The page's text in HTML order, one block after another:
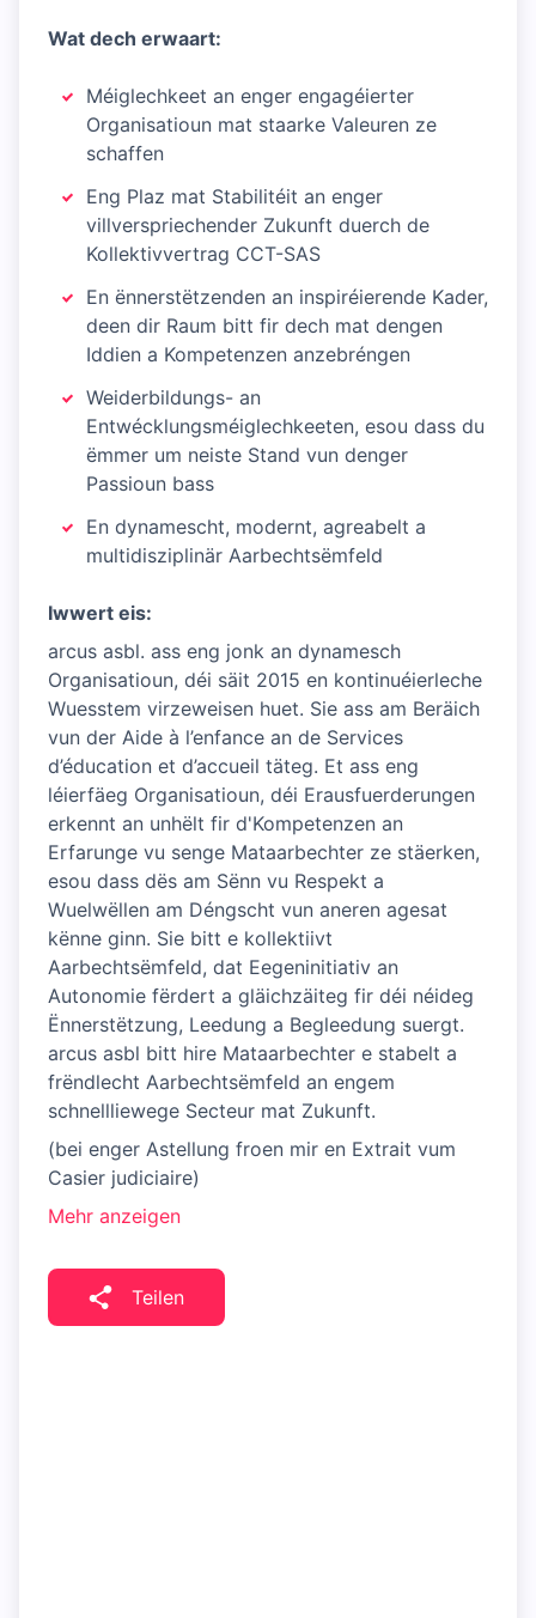
Wat dech erwaart:
Méiglechkeet an enger engagéierter
Organisatioun mat staarke Valeuren ze
schaffen
Eng Plaz mat Stabilitéit an enger
villverspriechender Zukunft duerch de
Kollektivvertrag CCT-SAS
En ënnerstëtzenden an inspiréierende Kader,
deen dir Raum bitt fir dech mat dengen
Iddien a Kompetenzen anzebréngen
Weiderbildungs- an
Entwécklungsméiglechkeeten, esou dass du
ëmmer um neiste Stand vun denger
Passioun bass
En dynamescht, modernt, agreabelt a
multidisziplinär Aarbechtsëmfeld
Iwwert eis:
arcus asbl. ass eng jonk an dynamesch
Organisatioun, déi säit 2015 en kontinuéierleche
Wuesstem virzeweisen huet. Sie ass am Beräich
vun der Aide à l’enfance an de Services
d’éducation et d’accueil täteg. Et ass eng
léierfäeg Organisatioun, déi Erausfuerderungen
erkennt an unhëlt fir d'Kompetenzen an
Erfarunge vu senge Mataarbechter ze stäerken,
esou dass dës am Sënn vu Respekt a
Wuelwëllen am Déngscht vun aneren agesat
kënne ginn. Sie bitt e kollektiivt
Aarbechtsëmfeld, dat Eegeninitiativ an
Autonomie fërdert a gläichzäiteg fir déi néideg
Ënnerstëtzung, Leedung a Begleedung suergt.
arcus asbl bitt hire Mataarbechter e stabelt a
frëndlecht Aarbechtsëmfeld an engem
schnellliewege Secteur mat Zukunft.
(bei enger Astellung froen mir en Extrait vum
Casier judiciaire)
Mehr anzeigen
Teilen